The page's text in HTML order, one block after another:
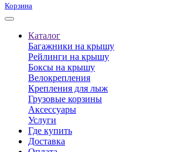
Корзина
Каталог
Багажники на крышу
Рейлинги на крышу
Боксы на крышу
Велокрепления
Крепления для лыж
Грузовые корзины
Аксессуары
Услуги
Где купить
Доставка